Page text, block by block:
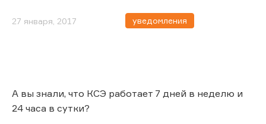
27 января, 2017 уведомления
А вы знали, что КСЭ работает 7 дней в неделю и
24 часа в сутки?